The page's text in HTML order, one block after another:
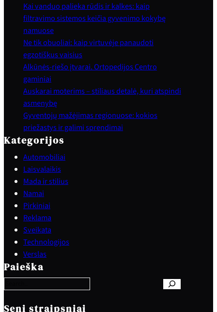
Kai vanduo palieka rūdis ir kalkes: kaip
filtravimo sistemos keičia gyvenimo kokybę
namuose
Ne tik obuoliai: kaip virtuvėje panaudoti
egzotiškus vaisius
Alkūnės-riešo įtvarai. Ortopedijos Centro
gaminiai
Auskarai moterims – stiliaus detalė, kuri atspindi
asmenybę
Gyventojų mažėjimas regionuose: kokios
priežastys ir galimi sprendimai
Kategorijos
Automobiliai
Laisvalaikis
Mada ir stilius
Namai
Pirkiniai
Reklama
Sveikata
Technologijos
Verslas
Paieška
e
a
c
h
Seni straipsniai